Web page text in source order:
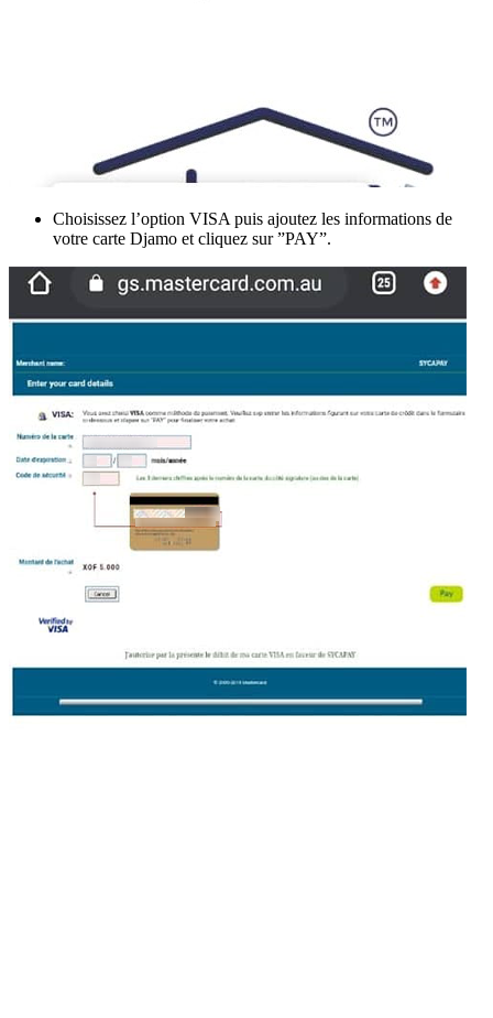
Choisissez l’option VISA puis ajoutez les informations de
votre carte Djamo et cliquez sur ”PAY”.